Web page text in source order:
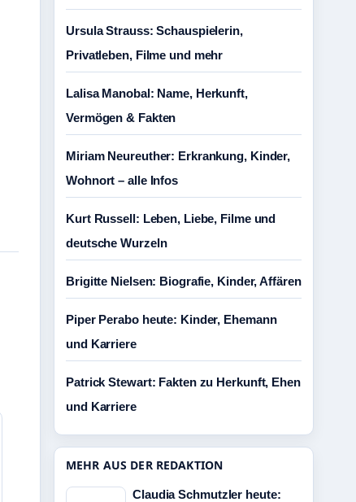
Ursula Strauss: Schauspielerin,
Privatleben, Filme und mehr
Lalisa Manobal: Name, Herkunft,
Vermögen & Fakten
Miriam Neureuther: Erkrankung, Kinder,
Wohnort – alle Infos
Kurt Russell: Leben, Liebe, Filme und
deutsche Wurzeln
Brigitte Nielsen: Biografie, Kinder, Affären
Piper Perabo heute: Kinder, Ehemann
und Karriere
Patrick Stewart: Fakten zu Herkunft, Ehen
und Karriere
MEHR AUS DER REDAKTION
Claudia Schmutzler heute: